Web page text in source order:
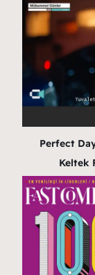
Perfect
Keltek